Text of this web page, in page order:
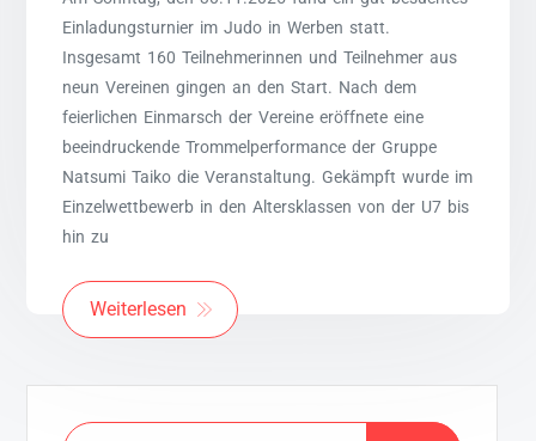
Einladungsturnier im Judo in Werben statt.
Insgesamt 160 Teilnehmerinnen und Teilnehmer aus
neun Vereinen gingen an den Start. Nach dem
feierlichen Einmarsch der Vereine eröffnete eine
beeindruckende Trommelperformance der Gruppe
Natsumi Taiko die Veranstaltung. Gekämpft wurde im
Einzelwettbewerb in den Altersklassen von der U7 bis
hin zu
Weiterlesen
Suchen